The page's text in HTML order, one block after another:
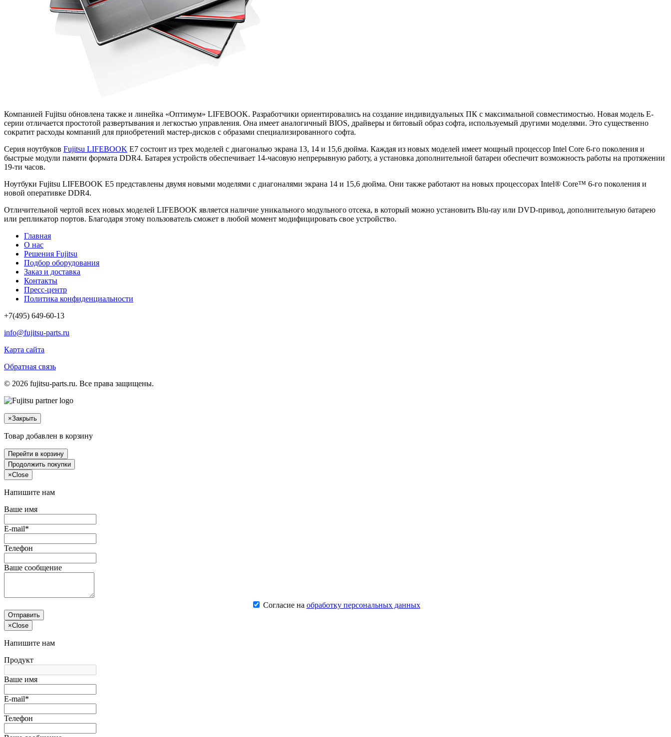
Компанией Fujitsu обновлена также и линейка «Оптимум» LIFEBOOK. Разработчики ориентировались на создание индивидуальных ПК с максимальной совместимостью. Новая модель Е-
серии отличается простотой развертывания и легкостью управления. Она имеет аналогичный BIOS, драйверы и битовый образ софта, используемый другими моделями. Это существенно
сократит расходы компаний для приобретений мастер-дисков с образами специализированного софта.
Серия ноутбуков Fujitsu LIFEBOOK E7 состоит из трех моделей с диагональю экрана 13, 14 и 15,6 дюйма. Каждая из новых моделей имеет мощный процессор Intel Core 6-го поколения и
быстрые модули памяти формата DDR4. Батарея устройств обеспечивает 14-часовую непрерывную работу, а установка дополнительной батареи обеспечит возможность работы на протяжении
19-ти часов.
Ноутбуки Fujitsu LIFEBOOK E5 представлены двумя новыми моделями с диагоналями экрана 14 и 15,6 дюйма. Они также работают на новых процессорах Intel® Core™ 6-го поколения и
новой оперативке DDR4.
Отличительной чертой всех новых моделей LIFEBOOK является наличие уникального модульного отсека, в который можно установить Blu-ray или DVD-привод, дополнительную батарею
или репликатор портов. Благодаря этому пользователь сможет в любой момент модифицировать свое устройство.
Главная
О нас
Решения Fujitsu
Подбор оборудования
Заказ и доставка
Контакты
Пресс-центр
Политика конфиденциальности
+7(495) 649-60-13
info@fujitsu-parts.ru
Карта сайта
Обратная связь
© 2026 fujitsu-parts.ru. Все права защищены.
×Закрыть
Товар добавлен в корзину
Перейти в корзину
Продолжить покупки
×Close
Напишите нам
Ваше имя
E-mail*
Телефон
Ваше сообщение
Согласие на обработку персональных данных
Отправить
×Close
Напишите нам
Продукт
Ваше имя
E-mail*
Телефон